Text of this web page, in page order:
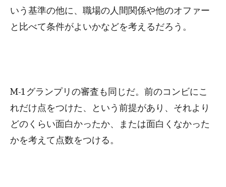
いう基準の他に、職場の人間関係や他のオファー
と比べて条件がよいかなどを考えるだろう。
M-1グランプリの審査も同じだ。前のコンビにこ
れだけ点をつけた、という前提があり、それより
どのくらい面白かったか、または面白くなかった
かを考えて点数をつける。